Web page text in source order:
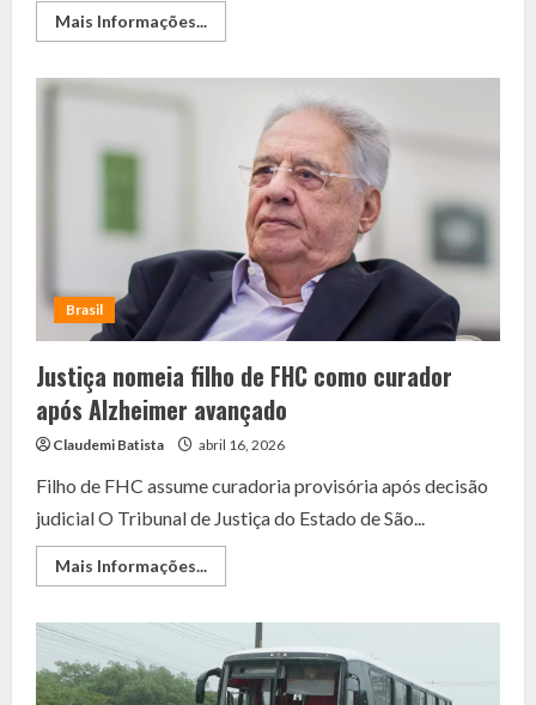
Mais Informações...
more
próxima
semana
terá
feriado
dias
de
descanso
Brasil
Justiça nomeia filho de FHC como curador
após Alzheimer avançado
Claudemi Batista abril 16, 2026
Filho de FHC assume curadoria provisória após decisão
judicial O Tribunal de Justiça do Estado de São...
Mais Informações...
more
nomeia
filho
de
FHC
como